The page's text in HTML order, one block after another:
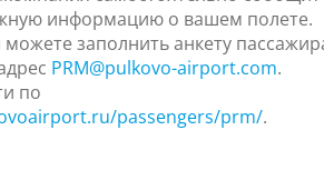
информацию о вашем полете.
заполнить анкету
PRM@pulkovo-airport.com.
по
passengers/prm/.